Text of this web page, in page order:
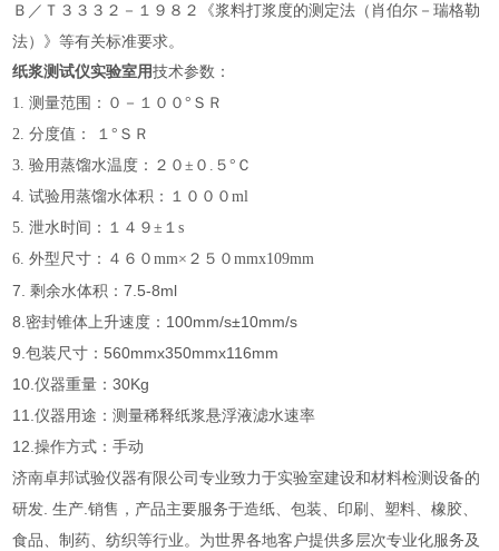
Ｂ／Ｔ３３３２－１９８２《浆料打浆度的测定法（肖伯尔－瑞格勒
法）》等有关标准要求。
纸浆测试仪实验室用技术参数：
1. 测量范围：０－１００°ＳＲ
2. 分度值： １°ＳＲ
3. 验用蒸馏水温度：２０±０.５°Ｃ
4. 试验用蒸馏水体积：１０００ml
5. 泄水时间：１４９±１s
6. 外型尺寸：４６０mm×２５０mmx109mm
7. 剩余水体积：7.5-8ml
8.密封锥体上升速度：100mm/s±10mm/s
9.包装尺寸：560mmx350mmx116mm
10.仪器重量：30Kg
11.仪器用途：测量稀释纸浆悬浮液滤水速率
12.操作方式：手动
济南卓邦试验仪器有限公司专业致力于实验室建设和材料检测设备的
研发. 生产.销售，产品主要服务于造纸、包装、印刷、塑料、橡胶、
食品、制药、纺织等行业。为世界各地客户提供多层次专业化服务及